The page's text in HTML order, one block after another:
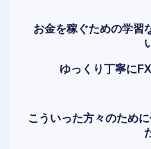
お金を稼ぐための学習
ゆっくり丁寧に
こういった方々のため